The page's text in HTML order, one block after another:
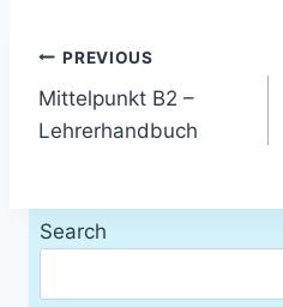
Post
navigation
PREVIOUS
Mittelpunkt B2 –
Lehrerhandbuch
Search